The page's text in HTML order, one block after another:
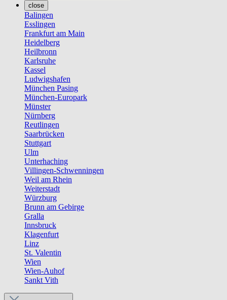
close
Balingen
Esslingen
Frankfurt am Main
Heidelberg
Heilbronn
Karlsruhe
Kassel
Ludwigshafen
München Pasing
München-Europark
Münster
Nürnberg
Reutlingen
Saarbrücken
Stuttgart
Ulm
Unterhaching
Villingen-Schwenningen
Weil am Rhein
Weiterstadt
Würzburg
Brunn am Gebirge
Gralla
Innsbruck
Klagenfurt
Linz
St. Valentin
Wien
Wien-Auhof
Sankt Vith